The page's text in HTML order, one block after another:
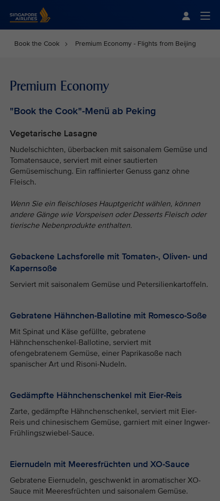
Book the Cook Premium Economy - Flights from Beijing
Premium Economy
"Book the Cook"-Menü ab Peking
Vegetarische Lasagne
Nudelschichten, überbacken mit saisonalem Gemüse und
Tomatensauce, serviert mit einer sautierten
Gemüsemischung. Ein raffinierter Genuss ganz ohne
Fleisch.
Wenn Sie ein fleischloses Hauptgericht wählen, können
andere Gänge wie Vorspeisen oder Desserts Fleisch oder
tierische Nebenprodukte enthalten.
Gebackene Lachsforelle mit Tomaten-, Oliven- und
Kapernsoße
Serviert mit saisonalem Gemüse und Petersilienkartoffeln.
Gebratene Hähnchen-Ballotine mit Romesco-Soße
Mit Spinat und Käse gefüllte, gebratene
Hähnchenschenkel-Ballotine, serviert mit
ofengebratenem Gemüse, einer Paprikasoße nach
spanischer Art und Risoni-Nudeln.
Gedämpfte Hähnchenschenkel mit Eier-Reis
Zarte, gedämpfte Hähnchenschenkel, serviert mit Eier-
Reis und chinesischem Gemüse, garniert mit einer Ingwer-
Frühlingszwiebel-Sauce.
Eiernudeln mit Meeresfrüchten und XO-Sauce
Gebratene Eiernudeln, geschwenkt in aromatischer XO-
Sauce mit Meeresfrüchten und saisonalem Gemüse.